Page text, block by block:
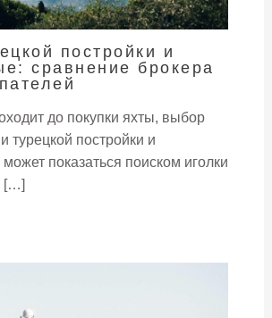
постройки и
сравнение брокера
до покупки яхты, выбор
турецкой постройки и
показаться поиском иголки
[…]